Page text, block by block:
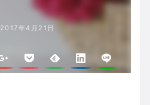
2017年4月21日